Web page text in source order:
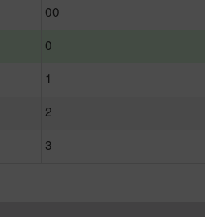
00
0
1
2
3